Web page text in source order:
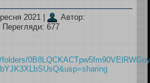
2021
Автор:
| Перегляди: 677